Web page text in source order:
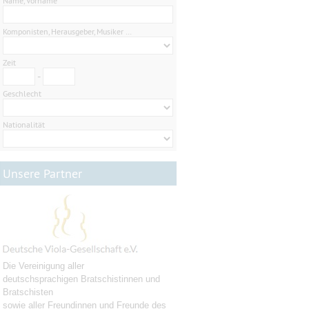
Komponisten, Herausgeber, Musiker …
Zeit
-
Geschlecht
Nationalität
Unsere Partner
Die Vereinigung aller
deutschsprachigen Bratschistinnen und
Bratschisten
sowie aller Freundinnen und Freunde des